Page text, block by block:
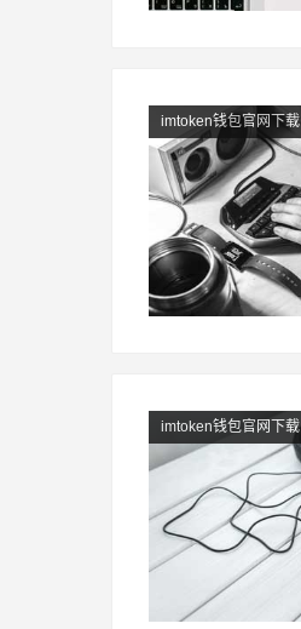
imtoken钱包官网下载
imtoken钱包官网下载